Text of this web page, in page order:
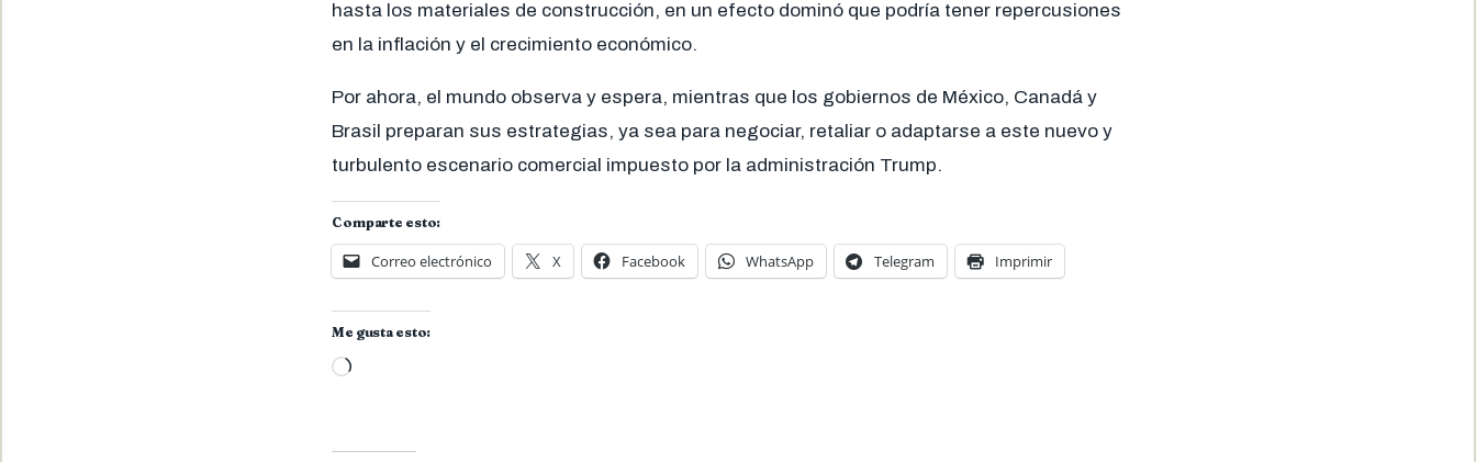
hasta los materiales de construcción, en un efecto dominó que podría tener repercusiones
en la inflación y el crecimiento económico.
Por ahora, el mundo observa y espera, mientras que los gobiernos de México, Canadá y
Brasil preparan sus estrategias, ya sea para negociar, retaliar o adaptarse a este nuevo y
turbulento escenario comercial impuesto por la administración Trump.
Comparte esto:
Correo electrónico X Facebook WhatsApp Telegram Imprimir
Me gusta esto:
Cargando...